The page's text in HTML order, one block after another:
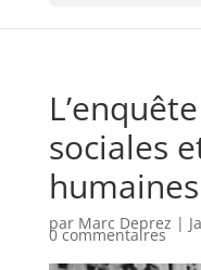
sociales
humaines
par Marc Deprez |
0 commentaires